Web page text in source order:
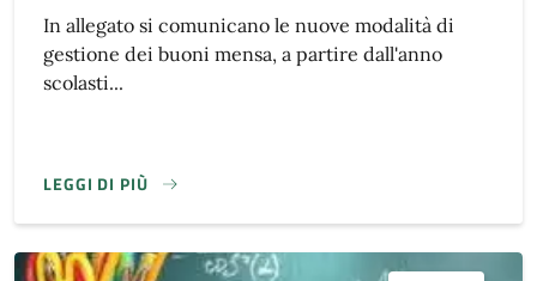
In allegato si comunicano le nuove modalità di
gestione dei buoni mensa, a partire dall'anno
scolasti...
LEGGI DI PIÙ